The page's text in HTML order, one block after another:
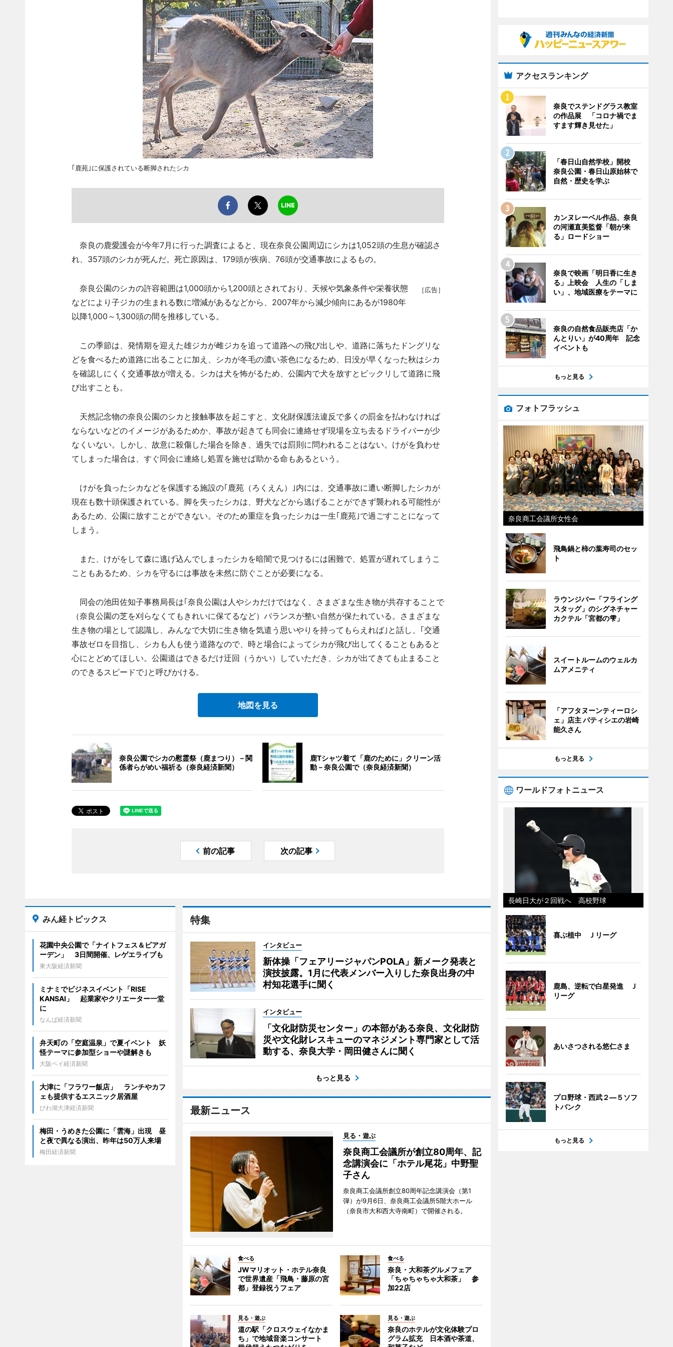
｢鹿苑｣に保護されている断脚されたシカ
奈良の鹿愛護会が今年7月に行った調査によると、現在奈良公園周辺にシカは1,052頭の生息が確認さ
れ、357頭のシカが死んだ。死亡原因は、179頭が疾病、76頭が交通事故によるもの。
［広告］
奈良公園のシカの許容範囲は1,000頭から1,200頭とされており、天候や気象条件や栄養状態
などにより子ジカの生まれる数に増減があるなどから、2007年から減少傾向にあるが1980年
以降1,000～1,300頭の間を推移している。
この季節は、発情期を迎えた雄ジカが雌ジカを追って道路への飛び出しや、道路に落ちたドングリな
どを食べるため道路に出ることに加え、シカが冬毛の濃い茶色になるため、日没が早くなった秋はシカ
を確認しにくく交通事故が増える。シカは犬を怖がるため、公園内で犬を放すとビックリして道路に飛
び出すことも。
天然記念物の奈良公園のシカと接触事故を起こすと、文化財保護法違反で多くの罰金を払わなければ
ならないなどのイメージがあるためか、事故が起きても同会に連絡せず現場を立ち去るドライバーが少
なくいない。しかし、故意に殺傷した場合を除き、過失では罰則に問われることはない。けがを負わせ
てしまった場合は、すぐ同会に連絡し処置を施せば助かる命もあるという。
けがを負ったシカなどを保護する施設の｢鹿苑（ろくえん）｣内には、交通事故に遭い断脚したシカが
現在も数十頭保護されている。脚を失ったシカは、野犬などから逃げることができず襲われる可能性が
あるため、公園に放すことができない。そのため重症を負ったシカは一生｢鹿苑｣で過ごすことになって
しまう。
また、けがをして森に逃げ込んでしまったシカを暗闇で見つけるには困難で、処置が遅れてしまうこ
こともあるため、シカを守るには事故を未然に防ぐことが必要になる。
同会の池田佐知子事務局長は｢奈良公園は人やシカだけではなく、さまざまな生き物が共存することで
（奈良公園の芝を刈らなくてもきれいに保てるなど）バランスが整い自然が保たれている。さまざまな
生き物の場として認識し、みんなで大切に生き物を気遣う思いやりを持ってもらえれば｣と話し、｢交通
事故ゼロを目指し、シカも人も使う道路なので、時と場合によってシカが飛び出してくることもあると
心にとどめてほしい。公園道はできるだけ迂回（うかい）していただき、シカが出てきても止まること
のできるスピードで｣と呼びかける。
地図を見る
奈良公園でシカの慰霊祭（鹿まつり）－関
係者らがめい福祈る（奈良経済新聞）
鹿Tシャツ着て「鹿のために」クリーン活
動－奈良公園で（奈良経済新聞）
前の記事 次の記事
特集
インタビュー
新体操「フェアリージャパンPOLA」新メーク発表と
演技披露。1月に代表メンバー入りした奈良出身の中
村知花選手に聞く
インタビュー
「文化財防災センター」の本部がある奈良、文化財防
災や文化財レスキューのマネジメント専門家として活
動する、奈良大学・岡田健さんに聞く
もっと見る
最新ニュース
見る・遊ぶ
奈良商工会議所が創立80周年、記
念講演会に「ホテル尾花」中野聖
子さん
奈良商工会議所創立80周年記念講演会（第1
弾）が9月6日、奈良商工会議所5階大ホール
（奈良市大和西大寺南町）で開催される。
食べる
JWマリオット・ホテル奈良
で世界遺産「飛鳥・藤原の宮
都」登録祝うフェア
食べる
奈良・大和茶グルメフェア
「ちゃちゃちゃ大和茶」 参
加22店
見る・遊ぶ
道の駅「クロスウェイなかま
ち」で地域音楽コンサート
見る・遊ぶ
奈良のホテルが文化体験プロ
グラム拡充 日本酒や茶道、
みん経トピックス
花園中央公園で「ナイトフェス＆ビアガ
ーデン」 3日間開催、レゲエライブも
東大阪経済新聞
ミナミでビジネスイベント「RISE
KANSAI」 起業家やクリエーター一堂
に
なんば経済新聞
弁天町の「空庭温泉」で夏イベント 妖
怪テーマに参加型ショーや謎解きも
大阪ベイ経済新聞
大津に「フラワー飯店」 ランチやカフ
ェも提供するエスニック居酒屋
びわ湖大津経済新聞
梅田・うめきた公園に「雲海」出現 昼
と夜で異なる演出、昨年は50万人来場
梅田経済新聞
アクセスランキング
奈良でステンドグラス教室
の作品展 「コロナ禍でま
すます輝き見せた」
「春日山自然学校」開校
奈良公園・春日山原始林で
自然・歴史を学ぶ
カンヌレーベル作品、奈良
の河瀬直美監督「朝が来
る」ロードショー
奈良で映画「明日香に生き
る」上映会 人生の「しま
い」、地域医療をテーマに
奈良の自然食品販売店「か
んとりい」が40周年 記念
イベントも
もっと見る
フォトフラッシュ
奈良商工会議所女性会
飛鳥鍋と柿の葉寿司のセッ
ト
ラウンジバー「フライング
スタッグ」のシグネチャー
カクテル「宮都の雫」
スイートルームのウェルカ
ムアメニティ
「アフタヌーンティーロシ
ェ」店主 パティシエの岩崎
能久さん
もっと見る
ワールドフォトニュース
長崎日大が２回戦へ 高校野球
喜ぶ植中 Ｊリーグ
鹿島、逆転で白星発進 Ｊ
リーグ
あいさつされる悠仁さま
プロ野球・西武２―５ソフ
トバンク
もっと見る